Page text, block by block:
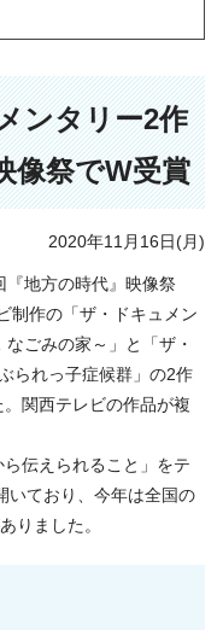
ンタリー2作
像祭でW受賞
2020年11月16日(月)
『地方の時代』映像祭
制作の「ザ・ドキュメン
ごみの家～」と「ザ・
られっ子症候群」の2作
関西テレビの作品が複
ら伝えられること」をテ
いており、今年は全国の
りました。